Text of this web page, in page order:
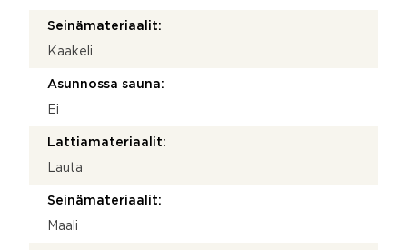
Seinämateriaalit:
Kaakeli
Asunnossa sauna:
Ei
Lattiamateriaalit:
Lauta
Seinämateriaalit:
Maali